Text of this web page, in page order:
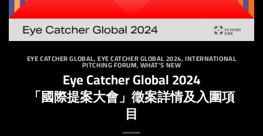
EYE CATCHER GLOBAL,EYE CATCHER GLOBAL 2024,INTERNATIONAL
PITCHING FORUM,WHAT'S NEW
Eye Catcher Global 2024
「國際提案大會」徵案詳情及入圍項
目